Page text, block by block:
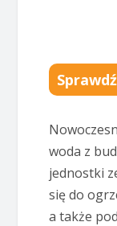
woda z
jednostki
się do
a także